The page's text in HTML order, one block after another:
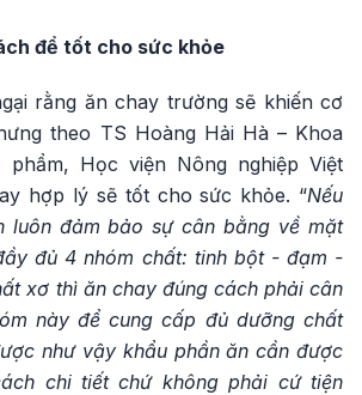
để tốt cho sức khỏe
rằng ăn chay trường sẽ khiến cơ
theo TS Hoàng Hải Hà – Khoa
phẩm, Học viện Nông nghiệp Việt
hợp lý sẽ tốt cho sức khỏe. “Nếu
luôn đảm bảo sự cân bằng về mặt
đủ 4 nhóm chất: tinh bột - đạm -
xơ thì ăn chay đúng cách phải cân
này để cung cấp đủ dưỡng chất
như vậy khẩu phần ăn cần được
chi tiết chứ không phải cứ tiện